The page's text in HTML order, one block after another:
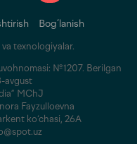
Bog‘lanish
texnologiyalar.
№1207. Berilgan
avgust
MChJ
Fayzulloevna
ko‘chasi, 26A